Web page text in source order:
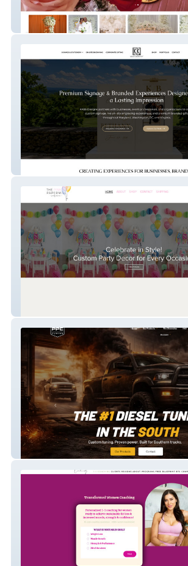
Beyondcolorsevents
PPC Tuning